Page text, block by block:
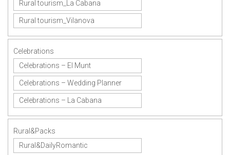
Rural tourism_La Cabana
Rural tourism_Vilanova
Celebrations
Celebrations – El Munt
Celebrations – Wedding Planner
Celebrations – La Cabana
Rural&Packs
Rural&DailyRomantic